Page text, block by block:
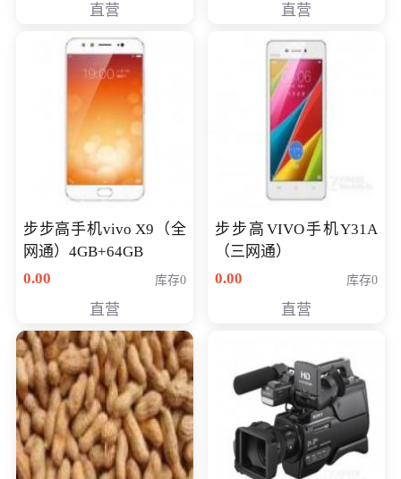
NV930-2G独
直营 直营
步步高手机vivo X9（全
网通）4GB+64GB
0.00
库存0
直营
步步高VIVO手机Y31A
（三网通）
0.00
库存0
直营